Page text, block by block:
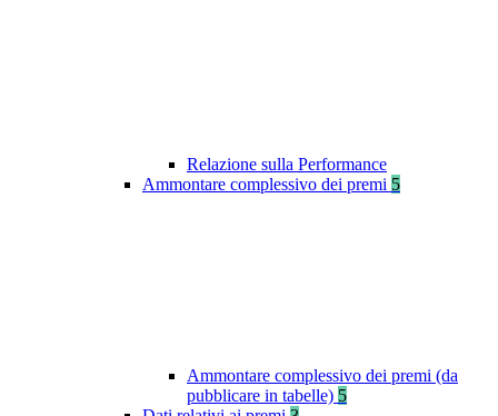
Relazione sulla Performance
Ammontare complessivo dei premi 5
Ammontare complessivo dei premi (da
pubblicare in tabelle) 5